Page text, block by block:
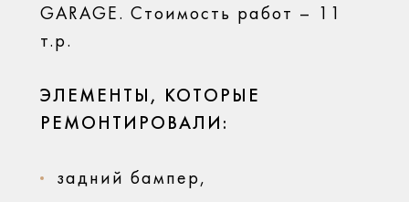
GARAGE. Стоимость работ – 11
т.р.
ЭЛЕМЕНТЫ, КОТОРЫЕ
РЕМОНТИРОВАЛИ:
задний бампер,